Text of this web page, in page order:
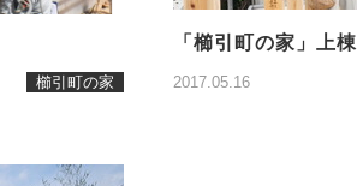
櫛引町の家
「櫛引町の家」上棟
2017.05.16